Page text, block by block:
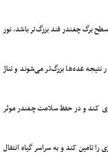
برگ چغندر قند بزرگ‌تر باشد، نور
غده‌ها بزرگ‌تر می‌‌شوند و تناژ
کند و در حفظ سلامت چغندر موثر
تامین کند و به سراسر گیاه انتقال